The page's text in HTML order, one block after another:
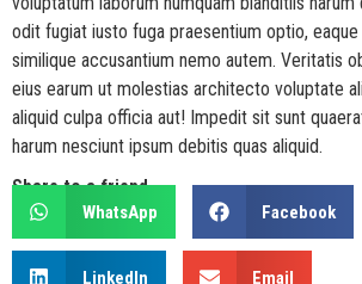
odit fugiat iusto fuga praesentium optio,
similique accusantium nemo autem. Veritatis
eius earum ut molestias architecto voluptate
aliquid culpa officia aut! Impedit sit sunt
harum nesciunt ipsum debitis quas aliquid.
Share to a friend
WhatsApp Facebook
LinkedIn Email